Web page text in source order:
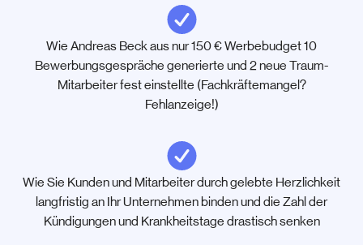
Wie Andreas Beck aus nur 150 € Werbebudget 10
Bewerbungsgespräche generierte und 2 neue Traum-
Mitarbeiter fest einstellte (Fachkräftemangel?
Fehlanzeige!)
Wie Sie Kunden und Mitarbeiter durch gelebte Herzlichkeit
langfristig an Ihr Unternehmen binden und die Zahl der
Kündigungen und Krankheitstage drastisch senken